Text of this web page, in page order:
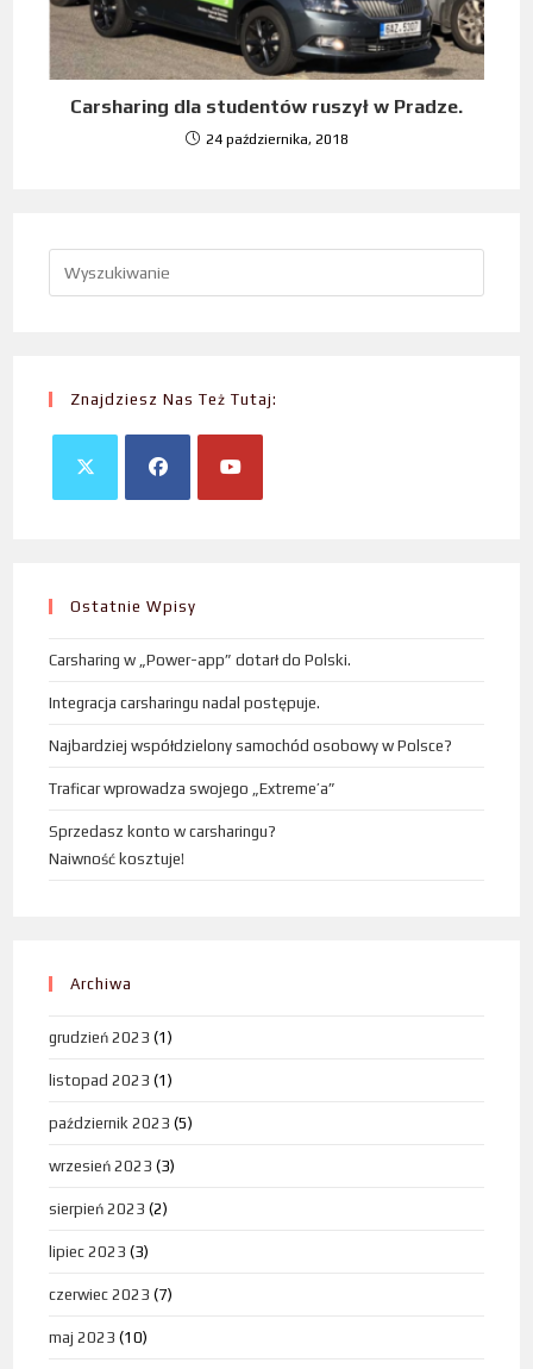
Carsharing dla studentów ruszył w Pradze.
24 października, 2018
Znajdziesz Nas Też Tutaj:
Ostatnie Wpisy
Carsharing w „Power-app” dotarł do Polski.
Integracja carsharingu nadal postępuje.
Najbardziej współdzielony samochód osobowy w Polsce?
Traficar wprowadza swojego „Extreme’a”
Sprzedasz konto w carsharingu?
Naiwność kosztuje!
Archiwa
grudzień 2023 (1)
listopad 2023 (1)
październik 2023 (5)
wrzesień 2023 (3)
sierpień 2023 (2)
lipiec 2023 (3)
czerwiec 2023 (7)
maj 2023 (10)